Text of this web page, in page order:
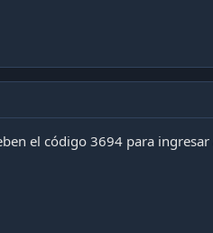
el código 3694 para